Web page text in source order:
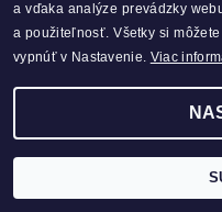
a vďaka analýze prevádzky
a použiteľnosť. Všetky si
vypnúť v Nastavenie. Viac